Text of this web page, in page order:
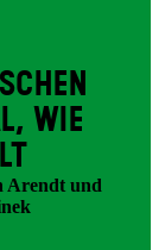
WIE
Arendt und